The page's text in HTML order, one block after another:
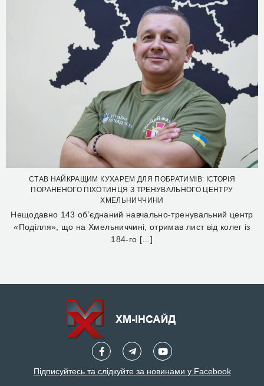
СТАВ НАЙКРАЩИМ КУХАРЕМ ДЛЯ ПОБРАТИМІВ: ІСТОРІЯ
ПОРАНЕНОГО ПІХОТИНЦЯ З ТРЕНУВАЛЬНОГО ЦЕНТРУ
ХМЕЛЬНИЧЧИНИ
Нещодавно 143 об’єднаний навчально-тренувальний центр
«Поділля», що на Хмельниччині, отримав лист від колег із
184-го […]
Підписуйтесь та слідкуйте за новинами у Facebook